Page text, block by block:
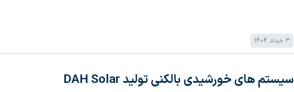
3 خرداد 1404
سیستم های خورشیدی بالکنی تولید DAH Solar